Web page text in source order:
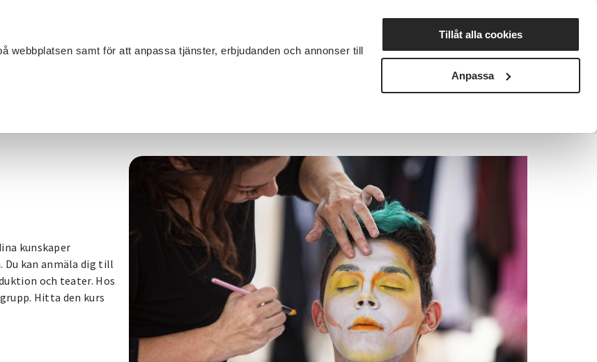
webbplatsen samt för att anpassa tjänster, erbjudanden och annonser till
Tillåt alla cookies
Anpassa
Nyheter Avdelningar
kunskaper
Du kan anmäla dig till
och teater. Hos
Hitta den kurs